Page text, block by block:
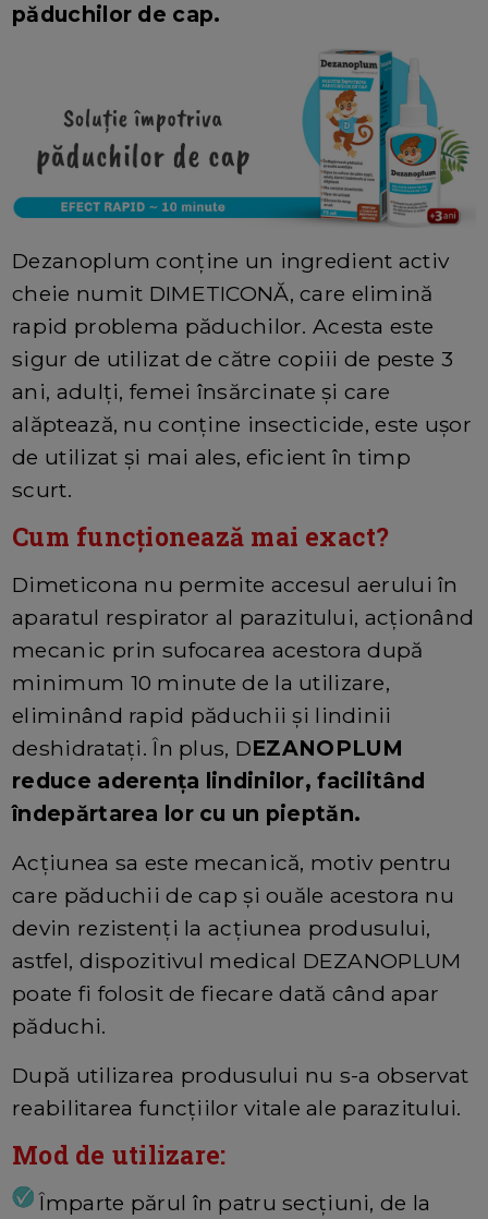
păduchilor de cap.
Dezanoplum conține un ingredient activ
cheie numit DIMETICONĂ, care elimină
rapid problema păduchilor. Acesta este
sigur de utilizat de către copiii de peste 3
ani, adulți, femei însărcinate și care
alăptează, nu conține insecticide, este ușor
de utilizat și mai ales, eficient în timp
scurt.
Cum funcționează mai exact?
Dimeticona nu permite accesul aerului în
aparatul respirator al parazitului, acționând
mecanic prin sufocarea acestora după
minimum 10 minute de la utilizare,
eliminând rapid păduchii și lindinii
deshidratați. În plus, DEZANOPLUM
reduce aderența lindinilor, facilitând
îndepărtarea lor cu un pieptăn.
Acțiunea sa este mecanică, motiv pentru
care păduchii de cap și ouăle acestora nu
devin rezistenți la acțiunea produsului,
astfel, dispozitivul medical DEZANOPLUM
poate fi folosit de fiecare dată când apar
păduchi.
După utilizarea produsului nu s-a observat
reabilitarea funcțiilor vitale ale parazitului.
Mod de utilizare:
Împarte părul în patru secțiuni, de la